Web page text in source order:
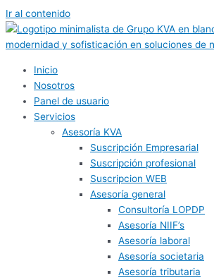
Ir al contenido
Inicio
Nosotros
Panel de usuario
Servicios
Asesoría KVA
Suscripción Empresarial
Suscripción profesional
Suscripcion WEB
Asesoría general
Consultoría LOPDP
Asesoría NIIF’s
Asesoría laboral
Asesoría societaria
Asesoría tributaria